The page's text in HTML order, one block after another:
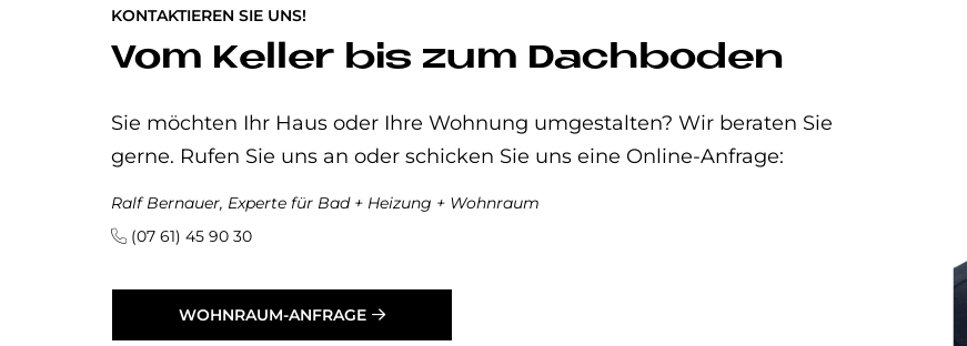
KONTAKTIEREN SIE UNS!
Vom Keller bis zum Dachboden
Sie möchten Ihr Haus oder Ihre Wohnung umgestalten? Wir beraten Sie
gerne. Rufen Sie uns an oder schicken Sie uns eine Online-Anfrage:
Ralf Bernauer, Experte für Bad + Heizung + Wohnraum
(07 61) 45 90 30
WOHNRAUM-ANFRAGE